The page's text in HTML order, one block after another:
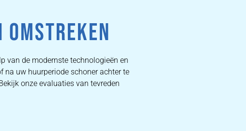
van de modernste technologieën en
na uw huurperiode schoner achter te
onze evaluaties van tevreden